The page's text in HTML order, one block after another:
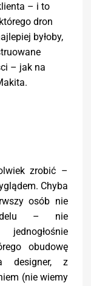
– i to
dron
byłoby,
– jak na
zrobić –
Chyba
osób nie
– nie
obudowę
designer, z
(nie wiemy